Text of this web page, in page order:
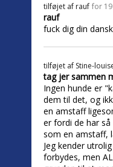
tilføjet af rauf for
rauf
fuck dig din
tilføjet af Stine-
tag jer sammen
Ingen hunde er
dem til det, og
en amstaff
er fordi de har
som en amstaff,
Jeg kender
forbydes, men